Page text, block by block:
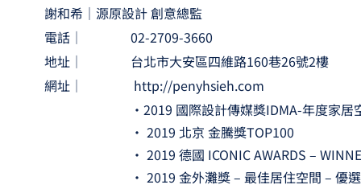
謝和希｜源原設計 創意總監
電話│
02-2709-3660
地址│
台北市大安區四維路160巷26號2樓
網址│
http://penyhsieh.com
•2019 國際設計傳媒獎IDMA-年度家居
• 2019 北京 金騰獎TOP100
• 2019 德國 ICONIC AWARDS –
• 2019 金外灘獎 – 最佳居住空間 – 優選